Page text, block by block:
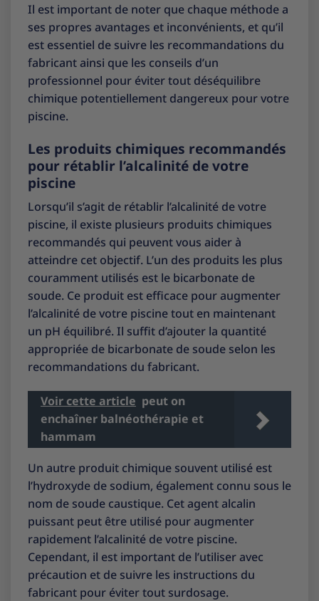
Il est important de noter que chaque méthode a
ses propres avantages et inconvénients, et qu’il
est essentiel de suivre les recommandations du
fabricant ainsi que les conseils d’un
professionnel pour éviter tout déséquilibre
chimique potentiellement dangereux pour votre
piscine.
Les produits chimiques recommandés
pour rétablir l’alcalinité de votre
piscine
Lorsqu’il s’agit de rétablir l’alcalinité de votre
piscine, il existe plusieurs produits chimiques
recommandés qui peuvent vous aider à
atteindre cet objectif. L’un des produits les plus
couramment utilisés est le bicarbonate de
soude. Ce produit est efficace pour augmenter
l’alcalinité de votre piscine tout en maintenant
un pH équilibré. Il suffit d’ajouter la quantité
appropriée de bicarbonate de soude selon les
recommandations du fabricant.
Voir cette article peut on
enchaîner balnéothérapie et
hammam
Un autre produit chimique souvent utilisé est
l’hydroxyde de sodium, également connu sous le
nom de soude caustique. Cet agent alcalin
puissant peut être utilisé pour augmenter
rapidement l’alcalinité de votre piscine.
Cependant, il est important de l’utiliser avec
précaution et de suivre les instructions du
fabricant pour éviter tout surdosage.